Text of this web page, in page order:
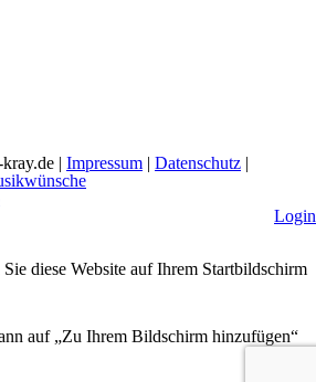
| Impressum | Datenschutz |
Login
diese Website auf Ihrem Startbildschirm
auf „Zu Ihrem Bildschirm hinzufügen“